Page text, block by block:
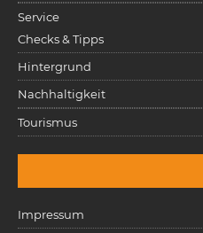
Service
Checks & Tipps
Hintergrund
Nachhaltigkeit
Tourismus
Impressum